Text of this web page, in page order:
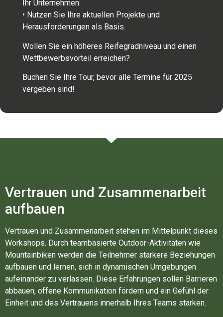
Ihr Unternehmen.
• Nutzen Sie Ihre aktuellen Projekte und
Herausforderungen als Basis.
Wollen Sie ein höheres Reifegradniveau und einen
Wettbewerbsvorteil erreichen?
Buchen Sie Ihre Tour, bevor alle Termine für 2025
vergeben sind!
Vertrauen und Zusammenarbeit
aufbauen
Vertrauen und Zusammenarbeit stehen im Mittelpunkt dieses
Workshops. Durch teambasierte Outdoor-Aktivitäten wie
Mountainbiken werden die Teilnehmer stärkere Beziehungen
aufbauen und lernen, sich in dynamischen Umgebungen
aufeinander zu verlassen. Diese Erfahrungen sollen Barrieren
abbauen, offene Kommunikation fördern und ein Gefühl der
Einheit und des Vertrauens innerhalb Ihres Teams stärken.